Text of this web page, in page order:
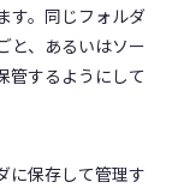
す。同じフォルダ
と、あるいはソー
管するようにして
に保存して管理す